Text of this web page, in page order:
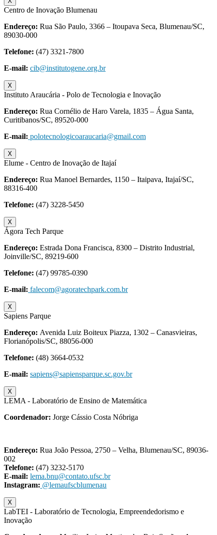
Centro de Inovação Blumenau
Endereço: Rua São Paulo, 3366 – Itoupava Seca, Blumenau/SC,
89030-000
Telefone: (47) 3321-7800
E-mail: cib@institutogene.org.br
X
Instituto Araucária - Polo de Tecnologia e Inovação
Endereço: Rua Cornélio de Haro Varela, 1835 – Água Santa,
Curitibanos/SC, 89520-000
E-mail: polotecnologicoaraucaria@gmail.com
X
Elume - Centro de Inovação de Itajaí
Endereço: Rua Manoel Bernardes, 1150 – Itaipava, Itajaí/SC,
88316-400
Telefone: (47) 3228-5450
X
Ágora Tech Parque
Endereço: Estrada Dona Francisca, 8300 – Distrito Industrial,
Joinville/SC, 89219-600
Telefone: (47) 99785-0390
E-mail: falecom@agoratechpark.com.br
X
Sapiens Parque
Endereço: Avenida Luiz Boiteux Piazza, 1302 – Canasvieiras,
Florianópolis/SC, 88056-000
Telefone: (48) 3664-0532
E-mail: sapiens@sapiensparque.sc.gov.br
X
LEMA - Laboratório de Ensino de Matemática
Coordenador: Jorge Cássio Costa Nóbriga
Endereço: Rua João Pessoa, 2750 – Velha, Blumenau/SC, 89036-
002
Telefone: (47) 3232-5170
E-mail: lema.bnu@contato.ufsc.br
Instagram: @lemaufscblumenau
X
LabTEI - Laboratório de Tecnologia, Empreendedorismo e
Inovação